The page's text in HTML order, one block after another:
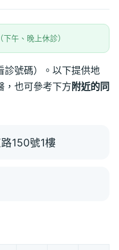
（下午、晚上休診）
診號碼）。以下提供地
，也可參考下方 附近的同
150號1樓